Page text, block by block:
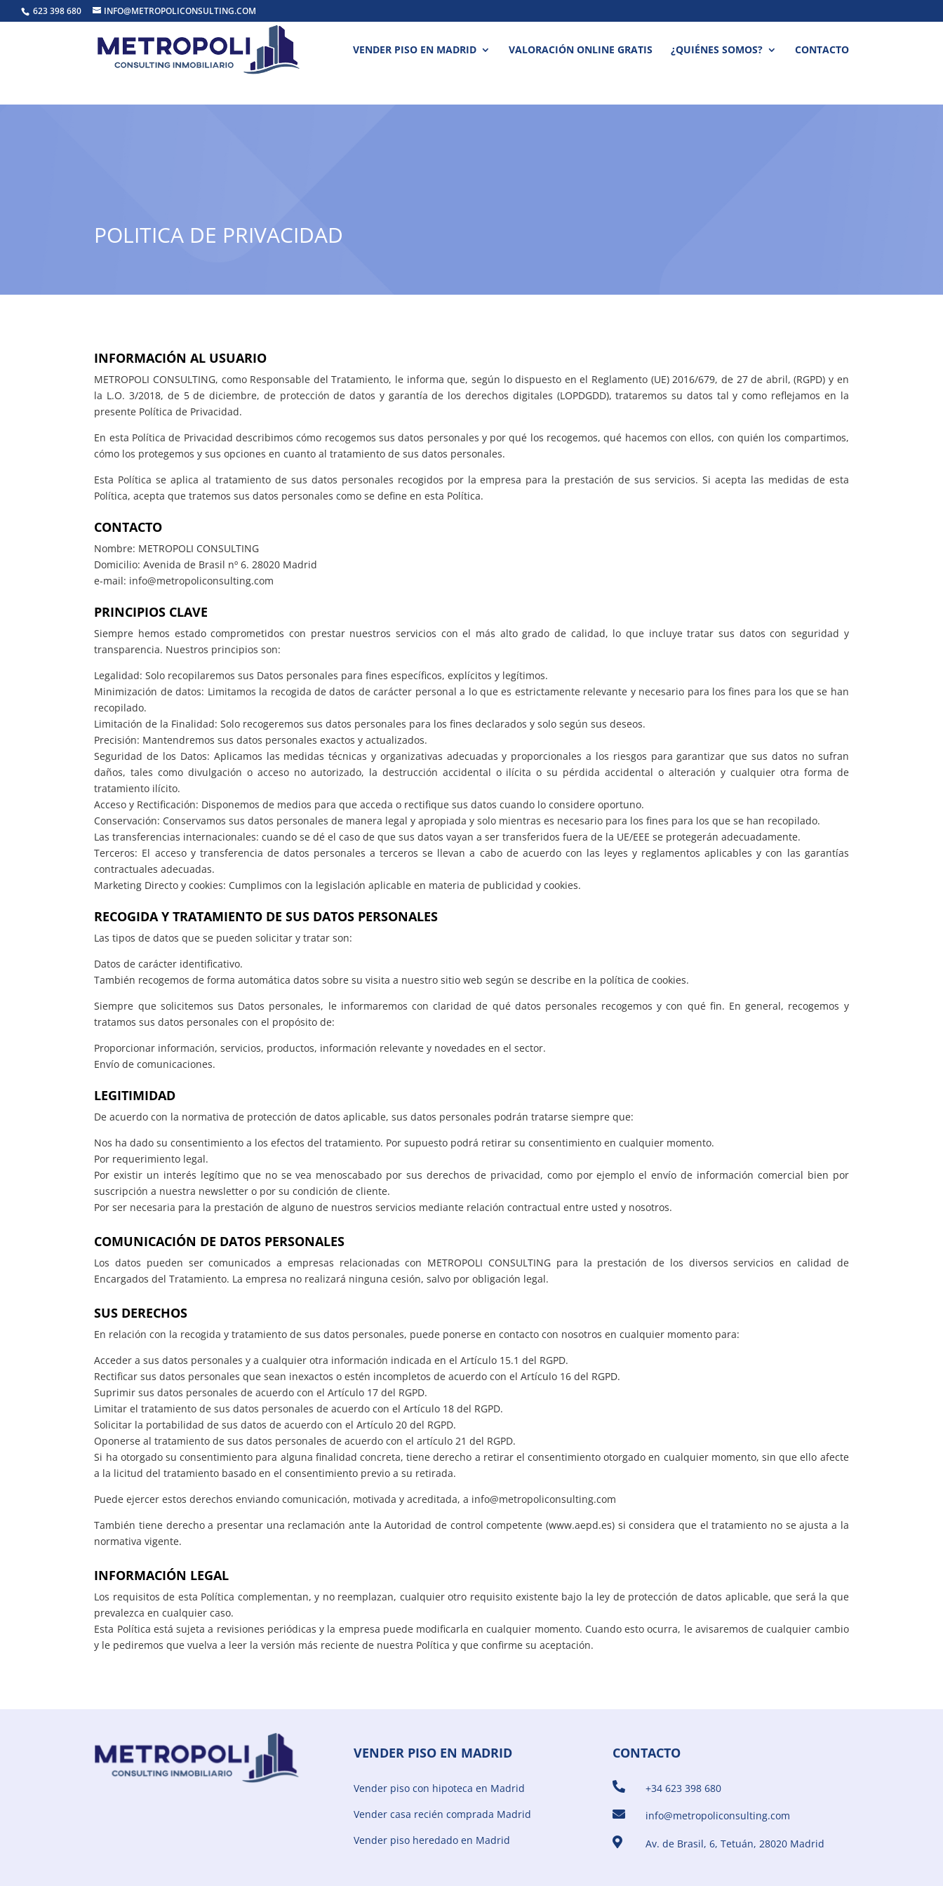
623 398 680 INFO@METROPOLICONSULTING.COM
VENDER PISO EN MADRID VALORACIÓN ONLINE GRATIS ¿QUIÉNES SOMOS? CONTACTO
POLITICA DE PRIVACIDAD
INFORMACIÓN AL USUARIO
METROPOLI CONSULTING, como Responsable del Tratamiento, le informa que, según lo dispuesto en el Reglamento (UE) 2016/679, de 27 de abril, (RGPD) y en
la L.O. 3/2018, de 5 de diciembre, de protección de datos y garantía de los derechos digitales (LOPDGDD), trataremos su datos tal y como reflejamos en la
presente Política de Privacidad.
En esta Política de Privacidad describimos cómo recogemos sus datos personales y por qué los recogemos, qué hacemos con ellos, con quién los compartimos,
cómo los protegemos y sus opciones en cuanto al tratamiento de sus datos personales.
Esta Política se aplica al tratamiento de sus datos personales recogidos por la empresa para la prestación de sus servicios. Si acepta las medidas de esta
Política, acepta que tratemos sus datos personales como se define en esta Política.
CONTACTO
Nombre: METROPOLI CONSULTING
Domicilio: Avenida de Brasil nº 6. 28020 Madrid
e-mail: info@metropoliconsulting.com
PRINCIPIOS CLAVE
Siempre hemos estado comprometidos con prestar nuestros servicios con el más alto grado de calidad, lo que incluye tratar sus datos con seguridad y
transparencia. Nuestros principios son:
Legalidad: Solo recopilaremos sus Datos personales para fines específicos, explícitos y legítimos.
Minimización de datos: Limitamos la recogida de datos de carácter personal a lo que es estrictamente relevante y necesario para los fines para los que se han
recopilado.
Limitación de la Finalidad: Solo recogeremos sus datos personales para los fines declarados y solo según sus deseos.
Precisión: Mantendremos sus datos personales exactos y actualizados.
Seguridad de los Datos: Aplicamos las medidas técnicas y organizativas adecuadas y proporcionales a los riesgos para garantizar que sus datos no sufran
daños, tales como divulgación o acceso no autorizado, la destrucción accidental o ilícita o su pérdida accidental o alteración y cualquier otra forma de
tratamiento ilícito.
Acceso y Rectificación: Disponemos de medios para que acceda o rectifique sus datos cuando lo considere oportuno.
Conservación: Conservamos sus datos personales de manera legal y apropiada y solo mientras es necesario para los fines para los que se han recopilado.
Las transferencias internacionales: cuando se dé el caso de que sus datos vayan a ser transferidos fuera de la UE/EEE se protegerán adecuadamente.
Terceros: El acceso y transferencia de datos personales a terceros se llevan a cabo de acuerdo con las leyes y reglamentos aplicables y con las garantías
contractuales adecuadas.
Marketing Directo y cookies: Cumplimos con la legislación aplicable en materia de publicidad y cookies.
RECOGIDA Y TRATAMIENTO DE SUS DATOS PERSONALES
Las tipos de datos que se pueden solicitar y tratar son:
Datos de carácter identificativo.
También recogemos de forma automática datos sobre su visita a nuestro sitio web según se describe en la política de cookies.
Siempre que solicitemos sus Datos personales, le informaremos con claridad de qué datos personales recogemos y con qué fin. En general, recogemos y
tratamos sus datos personales con el propósito de:
Proporcionar información, servicios, productos, información relevante y novedades en el sector.
Envío de comunicaciones.
LEGITIMIDAD
De acuerdo con la normativa de protección de datos aplicable, sus datos personales podrán tratarse siempre que:
Nos ha dado su consentimiento a los efectos del tratamiento. Por supuesto podrá retirar su consentimiento en cualquier momento.
Por requerimiento legal.
Por existir un interés legítimo que no se vea menoscabado por sus derechos de privacidad, como por ejemplo el envío de información comercial bien por
suscripción a nuestra newsletter o por su condición de cliente.
Por ser necesaria para la prestación de alguno de nuestros servicios mediante relación contractual entre usted y nosotros.
COMUNICACIÓN DE DATOS PERSONALES
Los datos pueden ser comunicados a empresas relacionadas con METROPOLI CONSULTING para la prestación de los diversos servicios en calidad de
Encargados del Tratamiento. La empresa no realizará ninguna cesión, salvo por obligación legal.
SUS DERECHOS
En relación con la recogida y tratamiento de sus datos personales, puede ponerse en contacto con nosotros en cualquier momento para:
Acceder a sus datos personales y a cualquier otra información indicada en el Artículo 15.1 del RGPD.
Rectificar sus datos personales que sean inexactos o estén incompletos de acuerdo con el Artículo 16 del RGPD.
Suprimir sus datos personales de acuerdo con el Artículo 17 del RGPD.
Limitar el tratamiento de sus datos personales de acuerdo con el Artículo 18 del RGPD.
Solicitar la portabilidad de sus datos de acuerdo con el Artículo 20 del RGPD.
Oponerse al tratamiento de sus datos personales de acuerdo con el artículo 21 del RGPD.
Si ha otorgado su consentimiento para alguna finalidad concreta, tiene derecho a retirar el consentimiento otorgado en cualquier momento, sin que ello afecte
a la licitud del tratamiento basado en el consentimiento previo a su retirada.
Puede ejercer estos derechos enviando comunicación, motivada y acreditada, a info@metropoliconsulting.com
También tiene derecho a presentar una reclamación ante la Autoridad de control competente (www.aepd.es) si considera que el tratamiento no se ajusta a la
normativa vigente.
INFORMACIÓN LEGAL
Los requisitos de esta Política complementan, y no reemplazan, cualquier otro requisito existente bajo la ley de protección de datos aplicable, que será la que
prevalezca en cualquier caso.
Esta Política está sujeta a revisiones periódicas y la empresa puede modificarla en cualquier momento. Cuando esto ocurra, le avisaremos de cualquier cambio
y le pediremos que vuelva a leer la versión más reciente de nuestra Política y que confirme su aceptación.
VENDER PISO EN MADRID
Vender piso con hipoteca en Madrid
Vender casa recién comprada Madrid
Vender piso heredado en Madrid
CONTACTO
 +34 623 398 680
 info@metropoliconsulting.com
 Av. de Brasil, 6, Tetuán, 28020 Madrid